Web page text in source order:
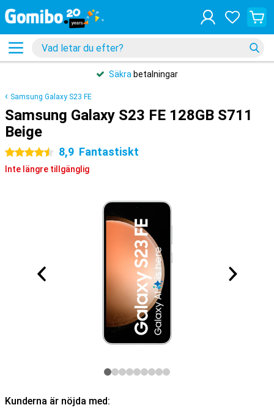
Säkra betalningar
Samsung Galaxy S23 FE
Samsung Galaxy S23 FE 128GB S711
Beige
4.5 stjärnor 8,9 Fantastiskt
Inte längre tillgänglig
Kunderna är nöjda med: